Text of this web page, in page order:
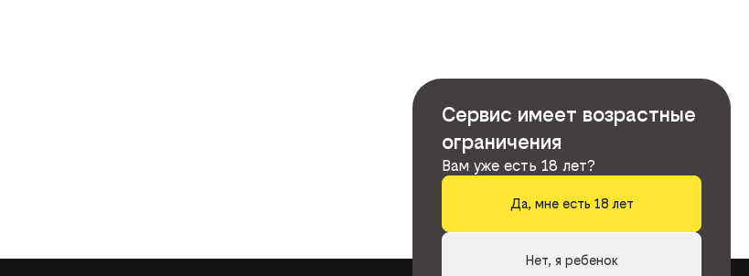
Сервис имеет возрастные
ограничения
Вам уже есть 18 лет?
Да, мне есть 18 лет
Нет, я ребенок